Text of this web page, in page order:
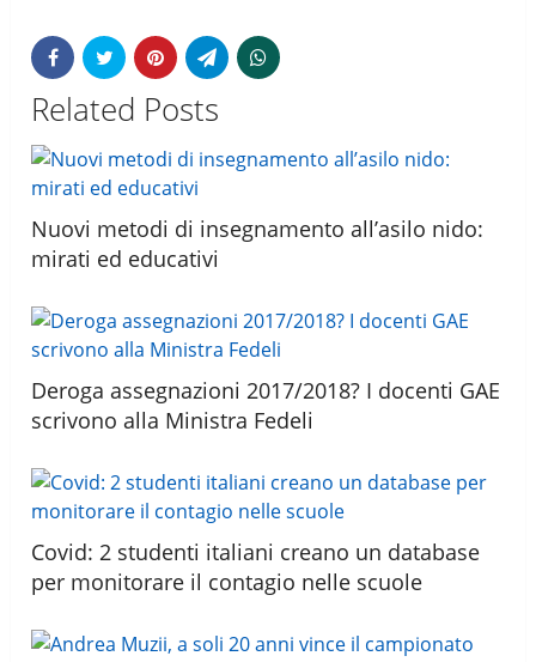
Related Posts
Nuovi metodi di insegnamento all’asilo nido:
mirati ed educativi
Deroga assegnazioni 2017/2018? I docenti GAE
scrivono alla Ministra Fedeli
Covid: 2 studenti italiani creano un database
per monitorare il contagio nelle scuole